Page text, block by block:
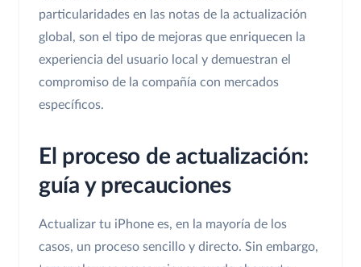
particularidades en las notas de la actualización
global, son el tipo de mejoras que enriquecen la
experiencia del usuario local y demuestran el
compromiso de la compañía con mercados
específicos.
El proceso de actualización:
guía y precauciones
Actualizar tu iPhone es, en la mayoría de los
casos, un proceso sencillo y directo. Sin embargo,